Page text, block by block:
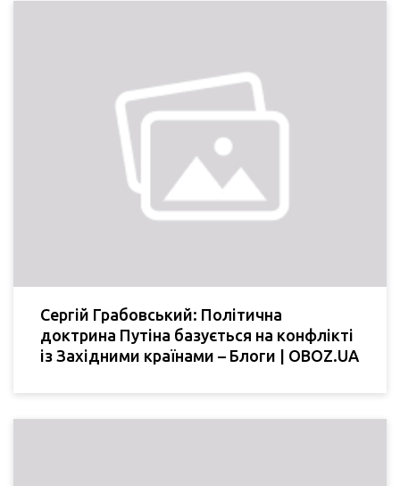
Сергій Грабовський: Політична
доктрина Путіна базується на конфлікті
із Західними країнами – Блоги | OBOZ.UA